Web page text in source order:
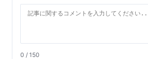
0 / 150